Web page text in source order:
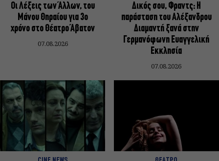
Οι Λέξεις των Άλλων, του
Μάνου Θηραίου για 3ο
χρόνο στο Θέατρο Άβατον
07.08.2026
Δικός σου, Φραντς: Η
παράσταση του Αλέξανδρου
Διαμαντή ξανά στην
Γερμανόφωνη Ευαγγελική
Εκκλησία
07.08.2026